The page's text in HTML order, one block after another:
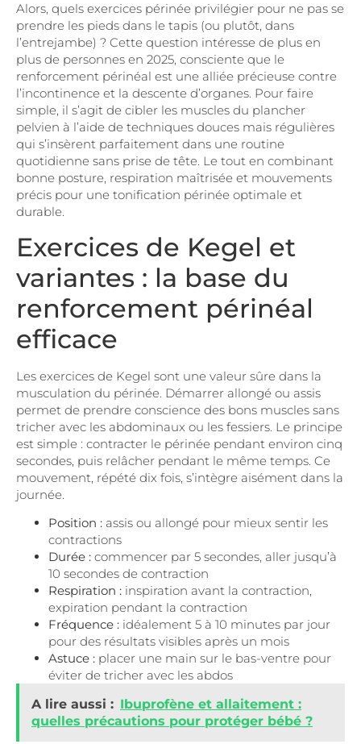
Alors, quels exercices périnée privilégier pour ne pas se
prendre les pieds dans le tapis (ou plutôt, dans
l’entrejambe) ? Cette question intéresse de plus en
plus de personnes en 2025, consciente que le
renforcement périnéal est une alliée précieuse contre
l’incontinence et la descente d’organes. Pour faire
simple, il s’agit de cibler les muscles du plancher
pelvien à l’aide de techniques douces mais régulières
qui s’insèrent parfaitement dans une routine
quotidienne sans prise de tête. Le tout en combinant
bonne posture, respiration maîtrisée et mouvements
précis pour une tonification périnée optimale et
durable.
Exercices de Kegel et
variantes : la base du
renforcement périnéal
efficace
Les exercices de Kegel sont une valeur sûre dans la
musculation du périnée. Démarrer allongé ou assis
permet de prendre conscience des bons muscles sans
tricher avec les abdominaux ou les fessiers. Le principe
est simple : contracter le périnée pendant environ cinq
secondes, puis relâcher pendant le même temps. Ce
mouvement, répété dix fois, s’intègre aisément dans la
journée.
Position : assis ou allongé pour mieux sentir les
contractions
Durée : commencer par 5 secondes, aller jusqu’à
10 secondes de contraction
Respiration : inspiration avant la contraction,
expiration pendant la contraction
Fréquence : idéalement 5 à 10 minutes par jour
pour des résultats visibles après un mois
Astuce : placer une main sur le bas-ventre pour
éviter de tricher avec les abdos
A lire aussi : Ibuprofène et allaitement :
quelles précautions pour protéger bébé ?